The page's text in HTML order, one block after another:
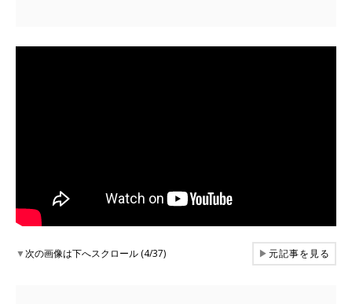
▼次の画像は下へスクロール (4/37) ▶元記事を見る